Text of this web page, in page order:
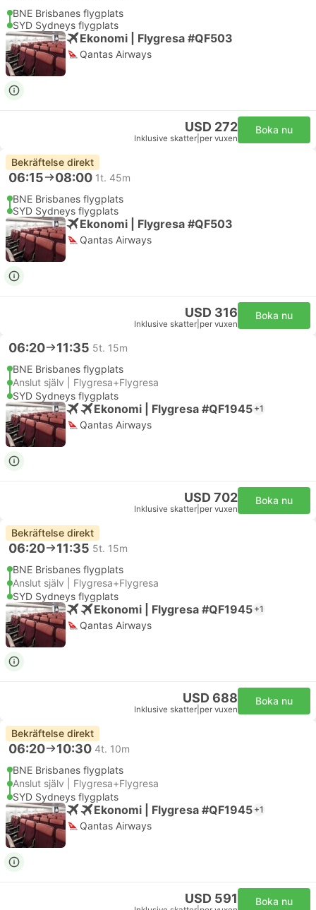
BNE Brisbanes flygplats
SYD Sydneys flygplats
Ekonomi | Flygresa #QF503
Qantas Airways
USD 272
Inklusive skatter per vuxen
Boka nu
Bekräftelse direkt
06:15 08:00 1t. 45m
BNE Brisbanes flygplats
SYD Sydneys flygplats
Ekonomi | Flygresa #QF503
Qantas Airways
USD 316
Inklusive skatter per vuxen
Boka nu
06:20 11:35 5t. 15m
BNE Brisbanes flygplats
Anslut själv | Flygresa+Flygresa
SYD Sydneys flygplats
Ekonomi | Flygresa #QF1945 +1
Qantas Airways
USD 702
Inklusive skatter per vuxen
Boka nu
Bekräftelse direkt
06:20 11:35 5t. 15m
BNE Brisbanes flygplats
Anslut själv | Flygresa+Flygresa
SYD Sydneys flygplats
Ekonomi | Flygresa #QF1945 +1
Qantas Airways
USD 688
Inklusive skatter per vuxen
Boka nu
Bekräftelse direkt
06:20 10:30 4t. 10m
BNE Brisbanes flygplats
Anslut själv | Flygresa+Flygresa
SYD Sydneys flygplats
Ekonomi | Flygresa #QF1945 +1
Qantas Airways
USD 591 Boka nu